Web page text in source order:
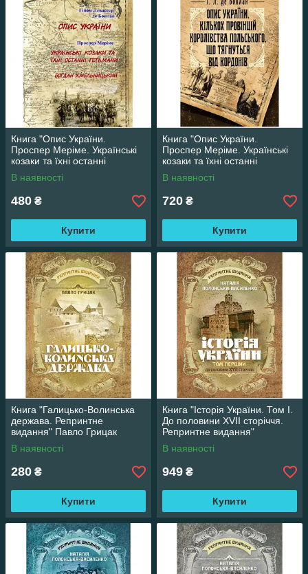
Книга "Опис України.
Проспер Меріме. Українські
козаки та їхні останні
гетьмани. Богдан
Хмельницький"
В наявності
480 ₴
Купити
Книга "Опис України.
Проспер Меріме. Українські
козаки та їхні останні
гетьмани. Богдан
Хмельницький"
В наявності
720 ₴
Купити
Книга "Галицько-Волинська
держава. Репринтне
видання" Павло Грицак
В наявності
280 ₴
Купити
Книга "Історія України. Том І.
До половини XVII сторіччя.
Репринтне видання"
Полонська-Василенко
Наталія
В наявності
949 ₴
Купити